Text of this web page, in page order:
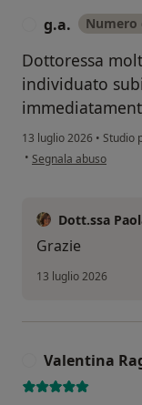
g.a.
Dottoressa
individuato
13 luglio 2026 • Studio
• secondo l'opinione
Segnala abuso
Dott.ssa
Grazie
13 luglio 2026
Valentina